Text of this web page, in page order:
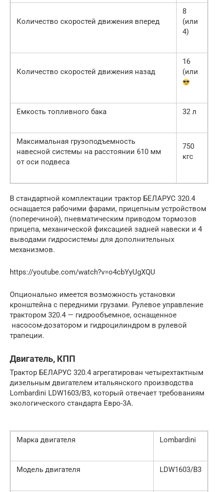
Количество скоростей движения вперед
8
(или
4)
Количество скоростей движения назад
16
(или
Емкость топливного бака 32 л
Максимальная грузоподъемность
навесной системы на расстоянии 610 мм
от оси подвеса
750
кгс
В стандартной комплектации трактор БЕЛАРУС 320.4
оснащается рабочими фарами, прицепным устройством
(поперечиной), пневматическим приводом тормозов
прицепа, механической фиксацией задней навески и 4
выводами гидросистемы для дополнительных
механизмов.
https://youtube.com/watch?v=o4cbYyUgXQU
Опционально имеется возможность установки
кронштейна с передними грузами. Рулевое управление
трактором 320.4 — гидрообъемное, оснащенное
насосом-дозатором и гидроцилиндром в рулевой
трапеции.
Двигатель, КПП
Трактор БЕЛАРУС 320.4 агрегатирован четырехтактным
дизельным двигателем итальянского производства
Lombardini LDW1603/B3, который отвечает требованиям
экологического стандарта Евро-3A.
Марка двигателя Lombardini
Модель двигателя LDW1603/B3